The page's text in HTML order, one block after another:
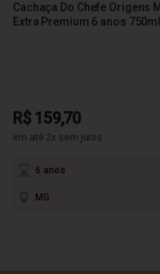
Cachaça Do Chefe Origens
Extra Premium 6 anos 750ml
R$ 159,70
em até 2x sem juros
6 anos
MG